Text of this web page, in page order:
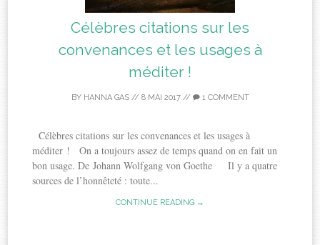
Célèbres citations sur les
convenances et les usages à
méditer !
BY HANNA GAS// 8 MAI 2017// 1 COMMENT
Célèbres citations sur les convenances et les usages à
méditer ! On a toujours assez de temps quand on en fait un
bon usage. De Johann Wolfgang von Goethe Il y a quatre
sources de l’honnêteté : toute...
CONTINUE READING →